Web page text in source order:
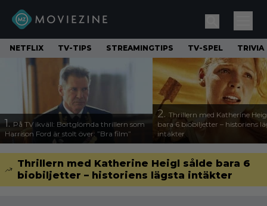
NETFLIX TV-TIPS STREAMINGTIPS TV-SPEL TRIVIA
1. På TV ikväll: Bortglömda thrillern som
Harrison Ford är stolt över: ”Bra film”
2. Thrillern med Katherine
bara 6 biobiljetter – historiens
intäkter
Thrillern med Katherine Heigl sålde bara 6
biobiljetter – historiens lägsta intäkter